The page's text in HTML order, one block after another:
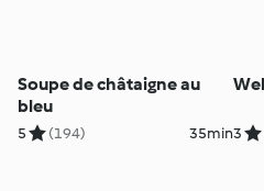
Soupe de châtaigne au
bleu
5 (194) 35min3